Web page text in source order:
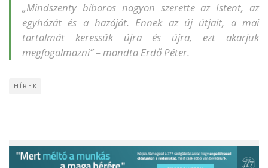
„Mindszenty bíboros nagyon szerette az Istent, az
egyházát és a hazáját. Ennek az új útjait, a mai
tartalmát keressük újra és újra, ezt akarjuk
megfogalmazni” – mondta Erdő Péter.
HÍREK